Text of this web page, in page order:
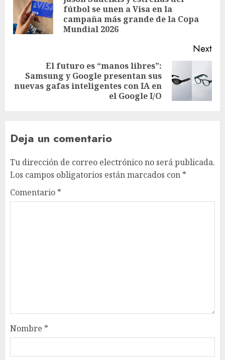
fútbol se unen a Visa en la
campaña más grande de la Copa
Mundial 2026
Next
Next
post:
El futuro es “manos libres”:
Samsung y Google presentan sus
nuevas gafas inteligentes con IA en
el Google I/O
Deja un comentario
Tu dirección de correo electrónico no será publicada.
Los campos obligatorios están marcados con *
Comentario *
Nombre *